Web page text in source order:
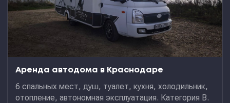
Аренда автодома в Краснодаре
6 спальных мест, душ, туалет, кухня, холодильник,
отопление, автономная эксплуатация. Категория В.